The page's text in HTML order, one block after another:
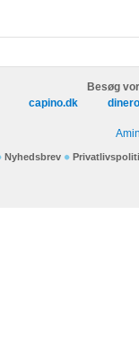
Besøg
capino.dk
Nyhedsbrev